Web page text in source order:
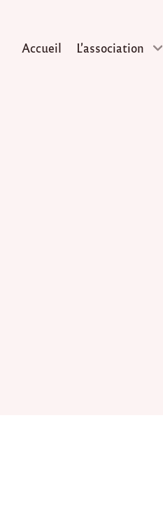
Accueil L’association